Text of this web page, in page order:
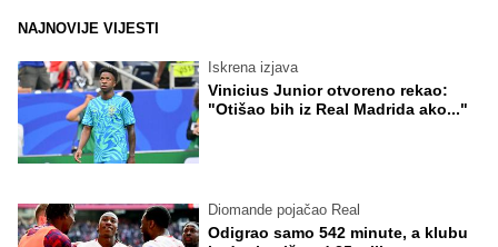
NAJNOVIJE VIJESTI
Iskrena izjava
Vinicius Junior otvoreno rekao:
"Otišao bih iz Real Madrida ako..."
Diomande pojačao Real
Odigrao samo 542 minute, a klubu